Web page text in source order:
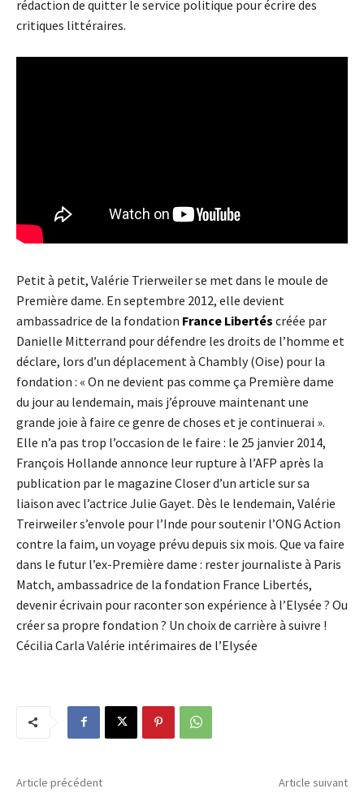
rédaction de quitter le service politique pour écrire des
critiques littéraires.
Petit à petit, Valérie Trierweiler se met dans le moule de
Première dame. En septembre 2012, elle devient
ambassadrice de la fondation France Libertés créée par
Danielle Mitterrand pour défendre les droits de l’homme et
déclare, lors d’un déplacement à Chambly (Oise) pour la
fondation : « On ne devient pas comme ça Première dame
du jour au lendemain, mais j’éprouve maintenant une
grande joie à faire ce genre de choses et je continuerai ».
Elle n’a pas trop l’occasion de le faire : le 25 janvier 2014,
François Hollande annonce leur rupture à l’AFP après la
publication par le magazine Closer d’un article sur sa
liaison avec l’actrice Julie Gayet. Dès le lendemain, Valérie
Treirweiler s’envole pour l’Inde pour soutenir l’ONG Action
contre la faim, un voyage prévu depuis six mois. Que va faire
dans le futur l’ex-Première dame : rester journaliste à Paris
Match, ambassadrice de la fondation France Libertés,
devenir écrivain pour raconter son expérience à l’Elysée ? Ou
créer sa propre fondation ? Un choix de carrière à suivre !
Cécilia Carla Valérie intérimaires de l’Elysée
Article précédent Article suivant